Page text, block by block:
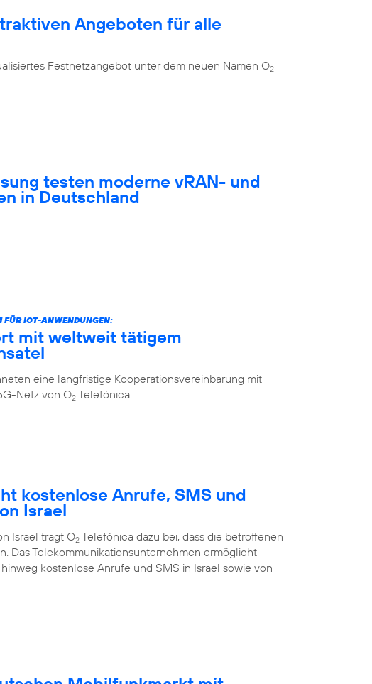
Angeboten für alle
Festnetzangebot unter dem neuen Namen O2
testen moderne vRAN- und
in Deutschland
FÜR IOT-ANWENDUNGEN:
mit weltweit tätigem
eine langfristige Kooperationsvereinbarung mit
Netz von O2 Telefónica.
kostenlose Anrufe, SMS und
Israel
Israel trägt O2 Telefónica dazu bei, dass die betroffenen
Das Telekommunikations­unternehmen ermöglicht
kostenlose Anrufe und SMS in Israel sowie von